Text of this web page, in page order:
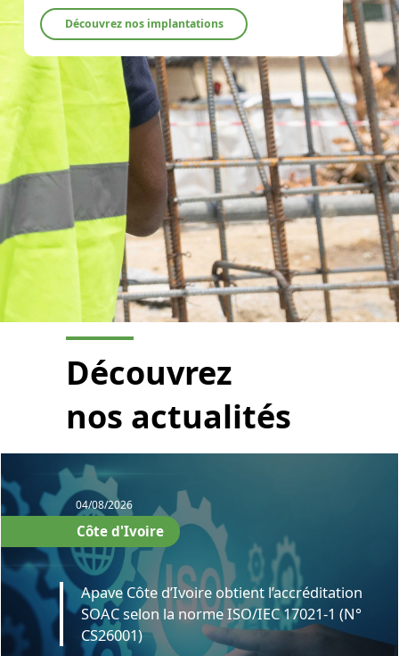
Découvrez nos implantations
Découvrez
nos actualités
04/08/2026
Côte d'Ivoire
Apave Côte d’Ivoire obtient l’accréditation
SOAC selon la norme ISO/IEC 17021-1 (N°
CS26001)